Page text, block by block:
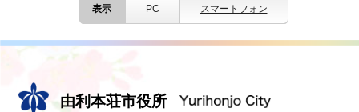
表示 PC スマートフォン
由利本荘市役所